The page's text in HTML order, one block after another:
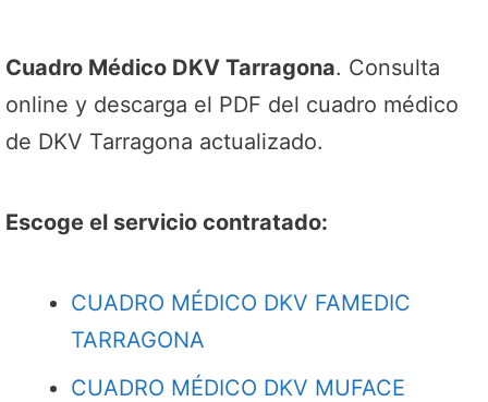
Cuadro Médico DKV Tarragona. Consulta
online y descarga el PDF del cuadro médico
de DKV Tarragona actualizado.
Escoge el servicio contratado:
CUADRO MÉDICO DKV FAMEDIC
TARRAGONA
CUADRO MÉDICO DKV MUFACE